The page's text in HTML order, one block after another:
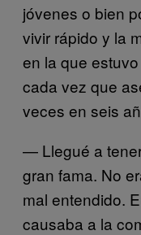
jóvenes o bien
vivir rápido y la
en la que
cada vez que
veces en seis
— Llegué a
gran fama. No
mal entendido.
causaba a la